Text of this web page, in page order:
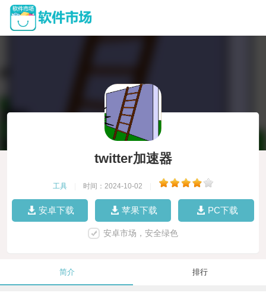
twitter加速器
工具 时间：2024-10-02
安卓下载 苹果下载 PC下载
安卓市场，安全绿色
简介 排行